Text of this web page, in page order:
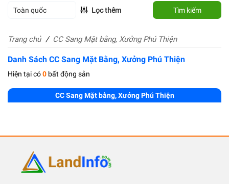
Toàn quốc Lọc thêm Tìm kiếm
Trang chủ CC Sang Mặt bằng, Xưởng Phú Thiện
Danh Sách CC Sang Mặt Bằng, Xưởng Phú Thiện
Hiện tại có0 bất động sản
CC Sang Mặt bằng, Xưởng Phú Thiện